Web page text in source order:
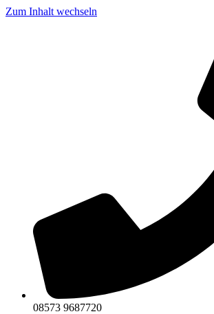
Zum Inhalt wechseln
08573 9687720